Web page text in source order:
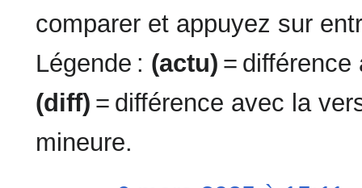
comparer et appuyez sur
Légende : (actu) =
(diff) = différence avec la
mineure.